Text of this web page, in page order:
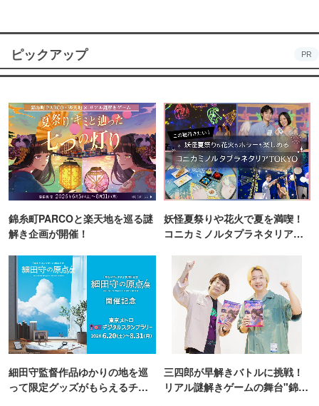
ピックアップ PR
錦糸町PARCOと楽天地を巡る謎
解き企画が開催！
妖怪夏祭りや花火で夏を満喫！
コニカミノルタプラネタリア
細田守監督作品ゆかりの地を巡
って限定グッズがもらえるチャ
三四郎が早解きバトルに挑戦！
リアル謎解きゲームの舞台"錦糸